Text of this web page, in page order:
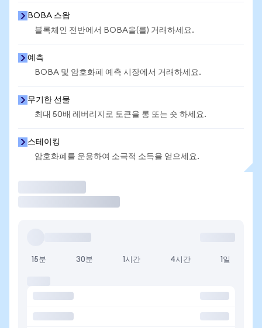
BOBA 스왑
블록체인 전반에서 BOBA을(를) 거래하세요.
예측
BOBA 및 암호화폐 예측 시장에서 거래하세요.
무기한 선물
최대 50배 레버리지로 토큰을 롱 또는 숏 하세요.
스테이킹
암호화폐를 운용하여 소극적 소득을 얻으세요.
15분 30분 1시간 4시간 1일